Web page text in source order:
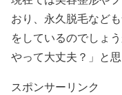
おり、永久脱毛など
をしているのでしょ
やって大丈夫？」 と
スポンサーリンク